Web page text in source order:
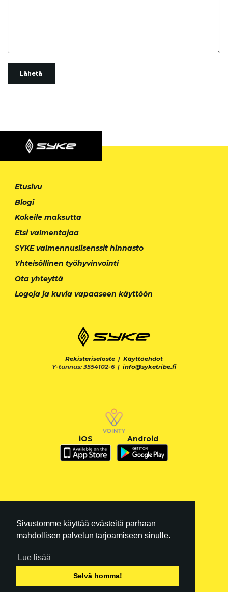
Sivustomme käyttää evästeitä parhaan
mahdollisen palvelun tarjoamiseen sinulle.
Lue lisää
Selvä homma!
Lähetä
Etusivu
Blogi
Kokeile maksutta
Etsi valmentajaa
SYKE valmennuslisenssit hinnasto
Yhteisöllinen työhyvinvointi
Ota yhteyttä
Logoja ja kuvia vapaaseen käyttöön
Rekisteriseloste | Käyttöehdot
Y-tunnus: 3554102-6 | info@syketribe.fi
iOS Android